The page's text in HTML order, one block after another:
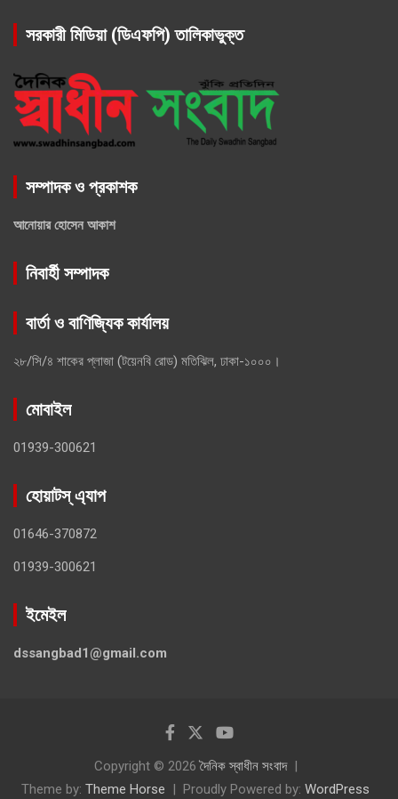
সরকারী মিডিয়া (ডিএফপি) তালিকাভুক্ত
সম্পাদক ও প্রকাশক
আনোয়ার হোসেন আকাশ
নিবার্হী সম্পাদক
বার্তা ও বাণিজ্যিক কার্যালয়
২৮/সি/৪ শাকের প্লাজা (টয়েনবি রোড) মতিঝিল, ঢাকা-১০০০।
মোবাইল
01939-300621
হোয়াটস্ এ্যাপ
01646-370872
01939-300621
ইমেইল
dssangbad1@gmail.com
Copyright © 2026দৈনিক স্বাধীন সংবাদ
Theme by: Theme Horse Proudly Powered by: WordPress